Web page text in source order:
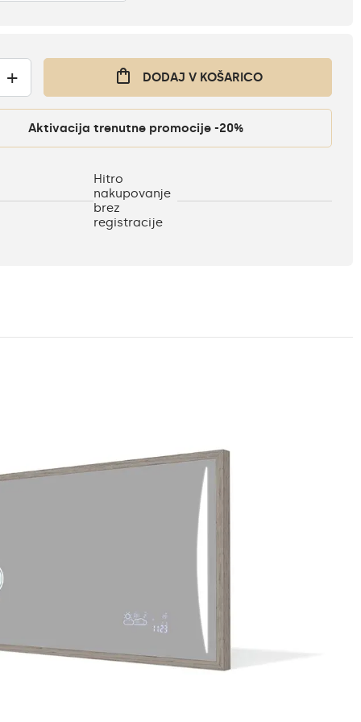
+ DODAJ V KOŠARICO
Aktivacija trenutne promocije -20%
Hitro
nakupovanje
brez
registracije